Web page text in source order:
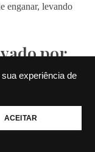
experiência de
ACEITAR
enganar, levando
por
de